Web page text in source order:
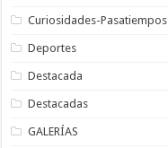
Curiosidades-Pasatiempos
Deportes
Destacada
Destacadas
GALERÍAS